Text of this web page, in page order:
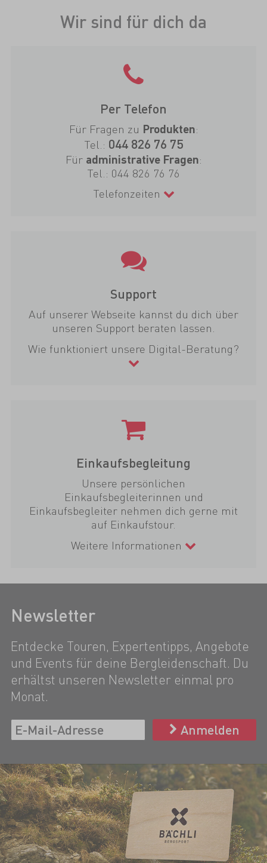
Wir sind für dich da
Per Telefon
Für Fragen zu Produkten:
Tel.: 044 826 76 75
Für administrative Fragen:
Tel.: 044 826 76 76
Telefonzeiten
Support
Auf unserer Webseite kannst du dich über
unseren Support beraten lassen.
Wie funktioniert unsere Digital-Beratung?
Einkaufsbegleitung
Unsere persönlichen
Einkaufsbegleiterinnen und
Einkaufsbegleiter nehmen dich gerne mit
auf Einkaufstour.
Weitere Informationen
Newsletter
Entdecke Touren, Expertentipps, Angebote
und Events für deine Bergleidenschaft. Du
erhältst unseren Newsletter einmal pro
Monat.
Anmelden